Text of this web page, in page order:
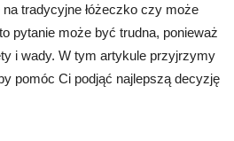
tradycyjne łóżeczko czy może
pytanie może być trudna, ponieważ
i wady. W tym artykule przyjrzymy
pomóc Ci podjąć najlepszą decyzję